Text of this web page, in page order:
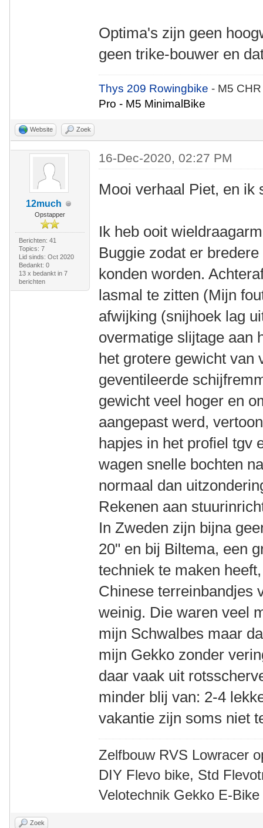
Optima's zijn geen
geen trike-bouwer en
Thys 209 Rowingbike- M5
Pro - M5 MinimalBike
Website Zoek
12much
Opstapper
Berichten: 41
Topics: 7
Lid sinds: Oct 2020
Bedankt: 0
13 x bedankt in 7
berichten
16-Dec-2020, 02:27 PM
Mooi verhaal Piet, en ik
Ik heb ooit
Buggie zodat er
konden worden.
lasmal te zitten (Mijn
afwijking (snijhoek lag
overmatige slijtage aan
het grotere gewicht van
geventileerde
gewicht veel hoger en
aangepast werd,
hapjes in het profiel tgv
wagen snelle bochten
normaal dan
Rekenen aan
In Zweden zijn bijna
20" en bij Biltema, een
techniek te maken
Chinese terreinbandjes
weinig. Die waren veel
mijn Schwalbes maar
mijn Gekko zonder
daar vaak uit
minder blij van: 2-4
vakantie zijn soms niet
Zelfbouw RVS Lowracer
DIY Flevo bike, Std
Velotechnik Gekko E-Bike
Zoek